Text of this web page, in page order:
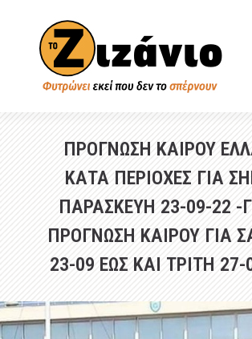
ΠΡΟΓΝΩΣΗ ΚΑΙΡΟΥ
ΚΑΤΑ ΠΕΡΙΟΧΕΣ ΓΙΑ
ΠΑΡΑΣΚΕΥΗ 23-09-22 -
ΠΡΟΓΝΩΣΗ ΚΑΙΡΟΥ ΓΙΑ
23-09 ΕΩΣ ΚΑΙ ΤΡΙΤΗ 27-